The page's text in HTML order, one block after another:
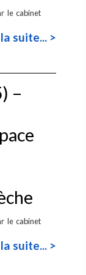
le cabinet
suite... >
–
le cabinet
suite... >